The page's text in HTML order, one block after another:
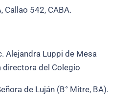
Callao 542, CABA.
Alejandra Luppi de Mesa
directora del Colegio
de Luján (B° Mitre, BA).